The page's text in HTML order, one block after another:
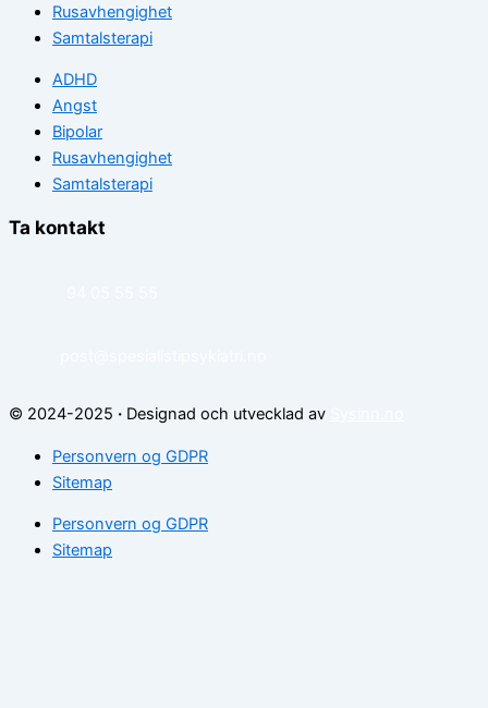
Rusavhengighet
Samtalsterapi
ADHD
Angst
Bipolar
Rusavhengighet
Samtalsterapi
Ta kontakt
© 2024-2025 · Designad och utvecklad av
Personvern og GDPR
Sitemap
Personvern og GDPR
Sitemap